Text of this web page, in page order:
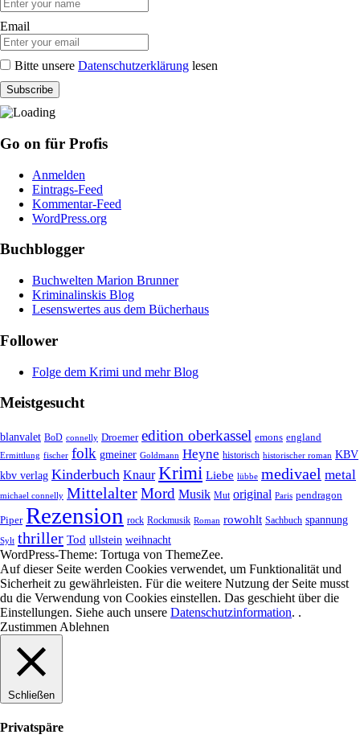
Email
Bitte unsere Datenschutzerklärung lesen
Go on für Profis
Anmelden
Eintrags-Feed
Kommentar-Feed
WordPress.org
Buchblogger
Buchwelten Marion Brunner
Kriminalinskis Blog
Lesenswertes aus dem Bücherhaus
Follower
Folge dem Krimi und mehr Blog
Meistgesucht
blanvalet BoD connelly Droemer edition oberkassel emons england
Ermittlung fischer folk gmeiner Goldmann Heyne historisch historischer roman KBV
kbv verlag Kinderbuch Knaur Krimi Liebe lübbe medivael metal
michael connelly MittelalterMord Musik Mut original Paris pendragon
Piper Rezension rock Rockmusik Roman rowohlt Sachbuch spannung
Sylt thriller Tod ullstein weihnacht
WordPress-Theme: Tortuga von ThemeZee.
Auf dieser Seite werden Cookies verwendet, um Funktionalität und
Sicherheit zu gewährleisten. Für die weitere Nutzung der Seite musst
du die Verwendung von Cookies einstellen. Das geschieht über die
Einstellungen. Siehe auch unsere Datenschutzinformation. .
Zustimmen Ablehnen
Schließen
Privatspäre